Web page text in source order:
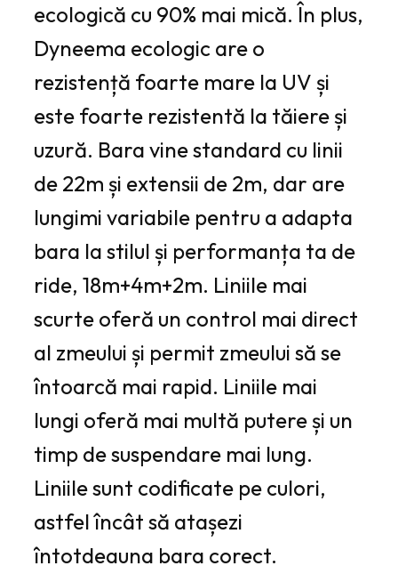
ecologică cu 90% mai mică. În plus,
Dyneema ecologic are o
rezistență foarte mare la UV și
este foarte rezistentă la tăiere și
uzură. Bara vine standard cu linii
de 22m și extensii de 2m, dar are
lungimi variabile pentru a adapta
bara la stilul și performanța ta de
ride, 18m+4m+2m. Liniile mai
scurte oferă un control mai direct
al zmeului și permit zmeului să se
întoarcă mai rapid. Liniile mai
lungi oferă mai multă putere și un
timp de suspendare mai lung.
Liniile sunt codificate pe culori,
astfel încât să atașezi
întotdeauna bara corect.